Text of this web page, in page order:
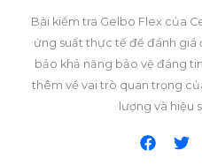
Bài kiểm tra Gelbo Flex của
ứng suất thực tế để đánh
bảo khả năng bảo vệ đáng
thêm về vai trò quan trọng
lượng và hiệu